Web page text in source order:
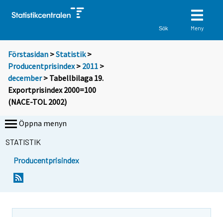
Sök Meny
Förstasidan >Statistik >
Producentprisindex> 2011 >
december> Tabellbilaga 19.
Exportprisindex 2000=100
(NACE-TOL 2002)
Öppna menyn
STATISTIK
Producentprisindex